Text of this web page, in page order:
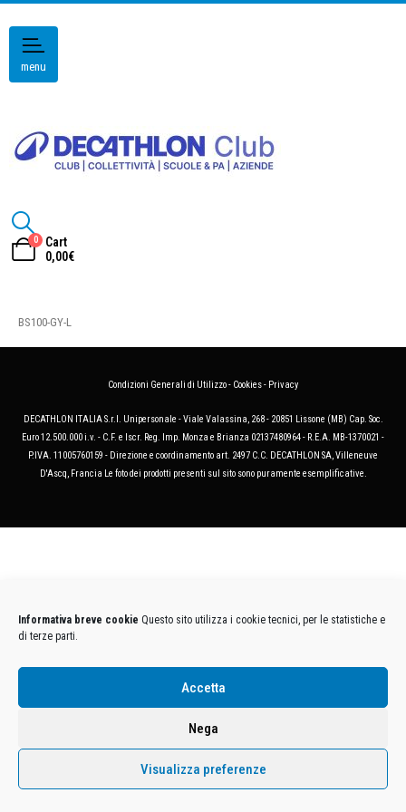
Informativa breve cookie Questo sito utilizza i cookie tecnici, per le statistiche e
di terze parti.
Accetta
Nega
Visualizza preferenze
menu
0
Cart
0,00€
BS100-GY-L
Condizioni Generali di Utilizzo- Cookies- Privacy
DECATHLON ITALIA S.r.l. Unipersonale - Viale Valassina, 268 - 20851 Lissone (MB) Cap. Soc.
Euro 12.500.000 i.v. - C.F. e Iscr. Reg. Imp. Monza e Brianza 02137480964 - R.E.A. MB-1370021 -
P.IVA. 11005760159 - Direzione e coordinamento art. 2497 C.C. DECATHLON SA, Villeneuve
D'Ascq, Francia Le foto dei prodotti presenti sul sito sono puramente esemplificative.